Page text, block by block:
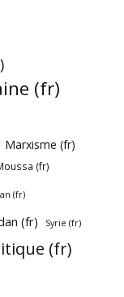
(fr)
Marxisme (fr)
(fr)
(fr)
(fr) Syrie (fr)
(fr)